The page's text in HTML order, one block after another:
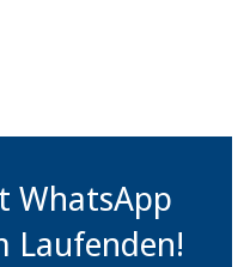
WhatsApp
Laufenden!